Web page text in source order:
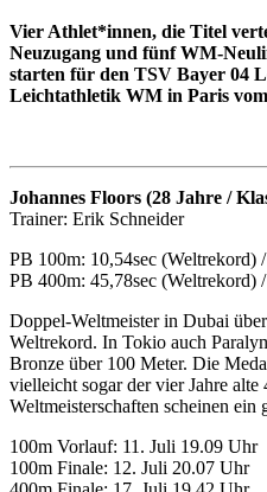
Vier Athlet*innen, die Titel
Neuzugang und fünf WM-
starten für den TSV Bayer 04
Leichtathletik WM in Paris
Johannes Floors (28 Jahre /
Trainer: Erik Schneider
PB 100m: 10,54sec (Weltrekord)
PB 400m: 45,78sec (Weltrekord)
Doppel-Weltmeister in Dubai
Weltrekord. In Tokio auch
Bronze über 100 Meter. Die
vielleicht sogar der vier Jahre
Weltmeisterschaften scheinen ein
100m Vorlauf: 11. Juli 19.09 Uhr
100m Finale: 12. Juli 20.07 Uhr